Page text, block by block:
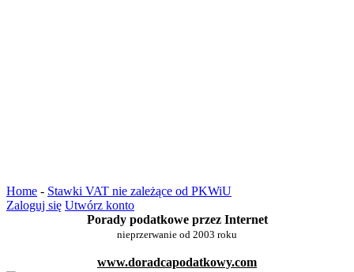
Home - Stawki VAT nie zależące od PKWiU
Zaloguj się Utwórz konto
Porady podatkowe przez Internet
nieprzerwanie od 2003 roku
www.doradcapodatkowy.com